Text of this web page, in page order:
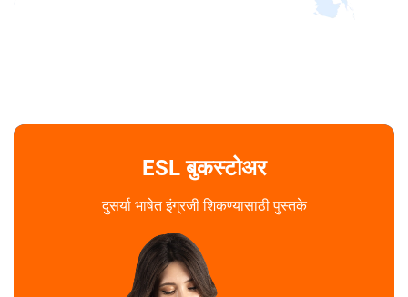
ESL बुकस्टोअर
दुसर्या भाषेत इंग्रजी शिकण्यासाठी पुस्तके